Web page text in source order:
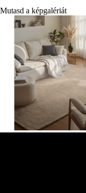
Mutasd a képgalériát